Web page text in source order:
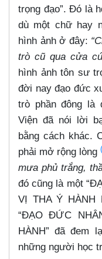
trọng đạo”. Đó là
dù một chữ hay
hình ảnh ở đây:
trò cũ qua cửa
hình ảnh tôn sư
đời nay đạo đức
trò phần đông là
Viện đã nói lời
bằng cách khác.
phải mở rộng lòng
mưa phủ trắng,
đó cũng là một
VỊ THA Ý HÀNH
“ĐẠO ĐỨC
HÀNH” đã đem
những người học